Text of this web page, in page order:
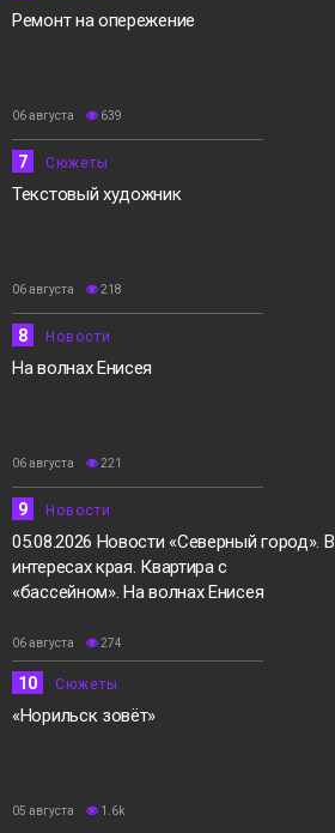
Ремонт на опережение
06 августа 639
7 Сюжеты
Текстовый художник
06 августа 218
8 Новости
На волнах Енисея
06 августа 221
9 Новости
05.08.2026 Новости «Северный город». В
интересах края. Квартира с
«бассейном». На волнах Енисея
06 августа 274
10 Сюжеты
«Норильск зовёт»
05 августа 1.6k